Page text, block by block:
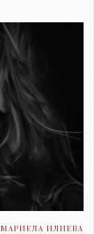
МАРИЕЛА ИЛИЕВА